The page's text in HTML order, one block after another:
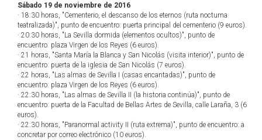
Sábado 19 de noviembre de 2016
· 18:30 horas, "Cementerio, el descanso de los eternos (ruta nocturna
teatralizada)", punto de encuentro: puerta principal del cementerio (9 euros).
· 20:30 horas, "La Sevilla dormida (elementos ocultos)", punto de
encuentro: plaza Virgen de los Reyes (6 euros).
· 21 horas, "Santa María la Blanca y San Nicolás (visita interior)", punto de
encuentro: puerta de la iglesia de San Nicolás (7 euros).
· 22 horas, "Las almas de Sevilla I (casas encantadas)", punto de
encuentro: plaza Virgen de los Reyes (6 euros).
· 22:30 horas, "Las almas de Sevilla II (la historia continúa)", punto de
encuentro: puerta de la Facultad de Bellas Artes de Sevilla, calle Laraña, 3 (6
euros).
· 22:30 horas, "Paranormal activity II (ruta extrema)", punto de encuentro: a
concretar por correo electrónico (10 euros).